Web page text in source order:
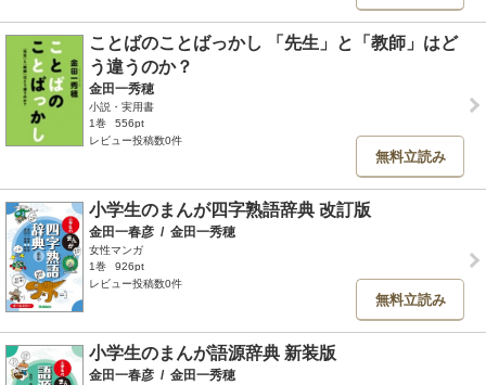
ことばのことばっかし 「先生」と「教師」はど
う違うのか？
金田一秀穂
小説・実用書
1巻
556pt
レビュー投稿数0件
無料立読み
小学生のまんが四字熟語辞典 改訂版
金田一春彦 / 金田一秀穂
女性マンガ
1巻
926pt
レビュー投稿数0件
無料立読み
小学生のまんが語源辞典 新装版
金田一春彦 / 金田一秀穂